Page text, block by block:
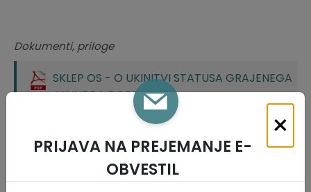
Dokumenti, priloge
SKLEP OS - O UKINITVI STATUSA GRAJENEGA
JAVNEGA DOBRA
Velikost datoteke: 159 KB
ODLOČBA - O UKINITVI STATUSA JAVNEGA
Velikost datoteke: 284 KB
×
PRIJAVA NA PREJEMANJE E-
OBVESTIL